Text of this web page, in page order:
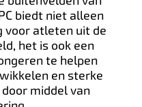
biedt niet alleen
voor atleten uit de
het is ook een
te helpen
en sterke
middel van